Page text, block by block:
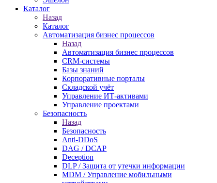
Каталог
Назад
Каталог
Автоматизация бизнес процессов
Назад
Автоматизация бизнес процессов
CRM-системы
Базы знаний
Корпоративные порталы
Складской учёт
Управление ИТ-активами
Управление проектами
Безопасность
Назад
Безопасность
Anti-DDoS
DAG / DCAP
Deception
DLP / Защита от утечки информации
MDM / Управление мобильными